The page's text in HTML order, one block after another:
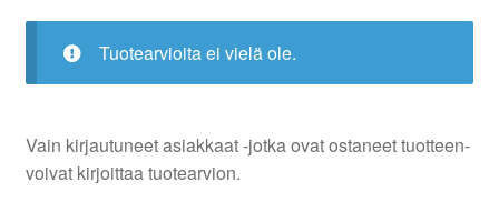
Tuotearvioita ei vielä ole.
Vain kirjautuneet asiakkaat -jotka ovat ostaneet tuotteen-
voivat kirjoittaa tuotearvion.